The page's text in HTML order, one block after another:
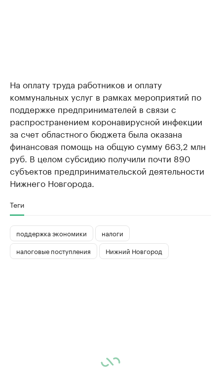
На оплату труда работников и оплату
коммунальных услуг в рамках мероприятий по
поддержке предпринимателей в связи с
распространением коронавирусной инфекции
за счет областного бюджета была оказана
финансовая помощь на общую сумму 663,2 млн
руб. В целом субсидию получили почти 890
субъектов предпринимательской деятельности
Нижнего Новгорода.
Теги
поддержка экономики
налоги
налоговые поступления
Нижний Новгород